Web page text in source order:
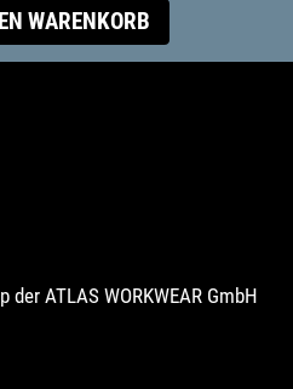
WARENKORB
ATLAS WORKWEAR GmbH